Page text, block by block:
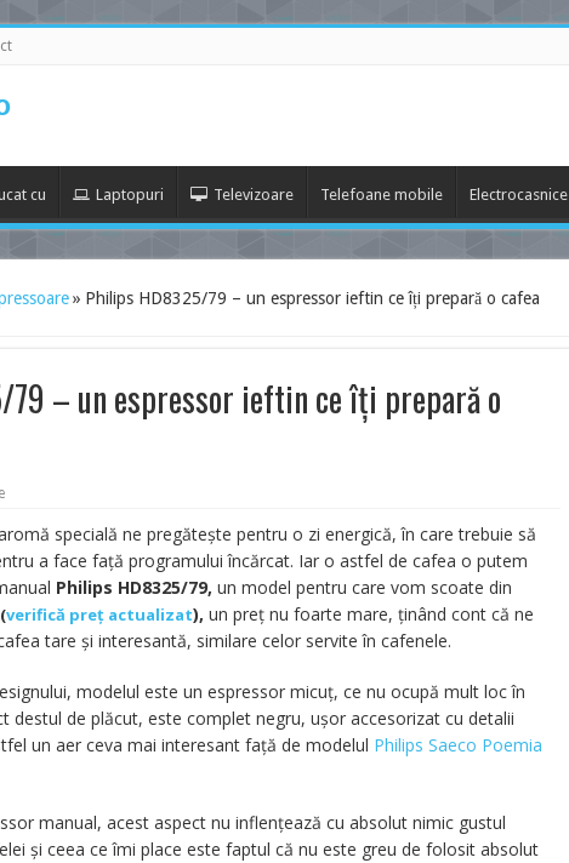
cu Laptopuri Televizoare Telefoane mobile Electrocasnice
» Philips HD8325/79 – un espressor ieftin ce îți prepară o cafea
– un espressor ieftin ce îți prepară o
specială ne pregătește pentru o zi energică, în care trebuie să
a face față programului încărcat. Iar o astfel de cafea o putem
Philips HD8325/79, un model pentru care vom scoate din
verifică preț actualizat), un preț nu foarte mare, ținând cont că ne
tare și interesantă, similare celor servite în cafenele.
modelul este un espressor micuț, ce nu ocupă mult loc în
destul de plăcut, este complet negru, ușor accesorizat cu detalii
un aer ceva mai interesant față de modelul Philips Saeco Poemia
manual, acest aspect nu inflențează cu absolut nimic gustul
și ceea ce îmi place este faptul că nu este greu de folosit absolut